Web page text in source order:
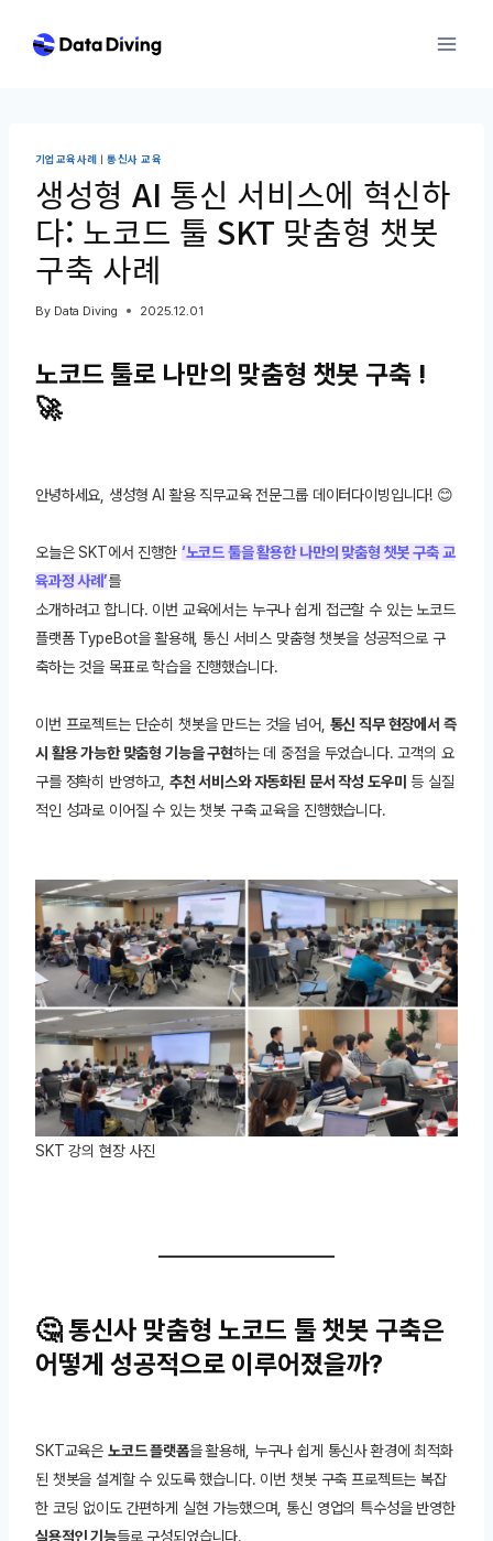
기업교육사례 |통신사 교육
생성형 AI 통신 서비스에 혁신하
다: 노코드 툴 SKT 맞춤형 챗봇
구축 사례
By Data Diving 2025.12.01
노코드 툴로 나만의 맞춤형 챗봇 구축 !
🚀
안녕하세요, 생성형 AI 활용 직무교육 전문그룹 데이터다이빙입니다! 😊
오늘은 SKT에서 진행한 ‘노코드 툴을 활용한 나만의 맞춤형 챗봇 구축 교
육과정 사례’를
소개하려고 합니다. 이번 교육에서는 누구나 쉽게 접근할 수 있는 노코드
플랫폼 TypeBot을 활용해, 통신 서비스 맞춤형 챗봇을 성공적으로 구
축하는 것을 목표로 학습을 진행했습니다.
이번 프로젝트는 단순히 챗봇을 만드는 것을 넘어, 통신 직무 현장에서 즉
시 활용 가능한 맞춤형 기능을 구현하는 데 중점을 두었습니다. 고객의 요
구를 정확히 반영하고, 추천 서비스와 자동화된 문서 작성 도우미 등 실질
적인 성과로 이어질 수 있는 챗봇 구축 교육을 진행했습니다.
SKT 강의 현장 사진
🤔 통신사 맞춤형 노코드 툴 챗봇 구축은
어떻게 성공적으로 이루어졌을까?
SKT교육은 노코드 플랫폼을 활용해, 누구나 쉽게 통신사 환경에 최적화
된 챗봇을 설계할 수 있도록 했습니다. 이번 챗봇 구축 프로젝트는 복잡
한 코딩 없이도 간편하게 실현 가능했으며, 통신 영업의 특수성을 반영한
실용적인 기능들로 구성되었습니다.